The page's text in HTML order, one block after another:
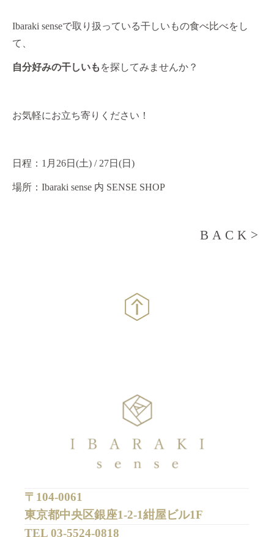
Ibaraki senseで取り扱っている干しいもの食べ比べをし
て、
自分好みの干しいも を探してみませんか？
お気軽にお立ち寄りください！
日程：1月26日(土) / 27日(日)
場所：Ibaraki sense 内 SENSE SHOP
BACK>
〒104-0061
東京都中央区銀座1-2-1紺屋ビル1F
TEL 03-5524-0818